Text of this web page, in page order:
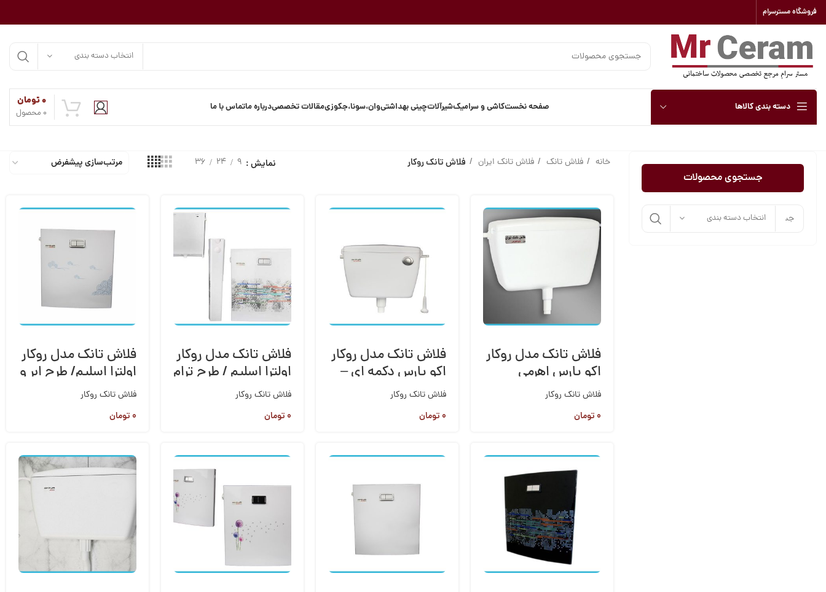
فروشگاه مسترسرام
انتخاب دسته بندی
دسته بندی کالاها صفحه نخستکاشی و سرامیکشیرآلاتچینی بهداشتیوان،سونا،جکوزیمقالات تخصصیدرباره ماتماس با ما 0 محصول
۰تومان
جستجوی محصولات
انتخاب دسته بندی
خانه فلاش تانک فلاش تانک ایران فلاش تانک روکار نمایش 9
24
36
فلاش تانک مدل روکار
اکو پارس اهرمی
فلاش تانک روکار
۰تومان
فلاش تانک مدل روکار
اکو پارس دکمه ای –
اهرمی
فلاش تانک روکار
۰تومان
فلاش تانک مدل روکار
اولترا اسلیم / طرح ترام
فلاش تانک روکار
۰تومان
فلاش تانک مدل روکار
اولترا اسلیم/ طرح ابر و
باد
فلاش تانک روکار
۰تومان